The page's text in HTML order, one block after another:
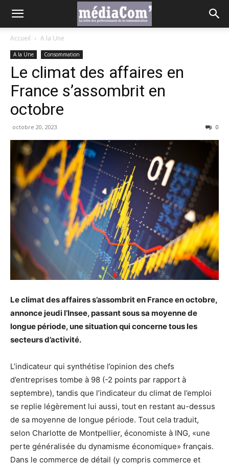
Accueil A la Une
A la Une Consommation
Le climat des affaires en
France s’assombrit en
octobre
octobre 20, 2023 0
Le climat des affaires s’assombrit en France en octobre,
annonce jeudi l’Insee, passant sous sa moyenne de
longue période, une situation qui concerne tous les
secteurs d’activité.
L’indicateur qui synthétise l’opinion des chefs
d’entreprises tombe à 98 (-2 points par rapport à
septembre), tandis que l’indicateur du climat de l’emploi
se replie légèrement lui aussi, tout en restant au-dessus
de sa moyenne de longue période. Tout cela traduit,
selon Charlotte de Montpellier, économiste à ING, «une
perte généralisée du dynamisme économique» français.
Dans le commerce de détail (y compris commerce et